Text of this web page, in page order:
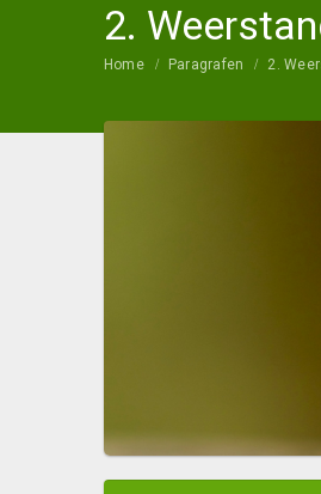
2.
Home Paragrafen 2.